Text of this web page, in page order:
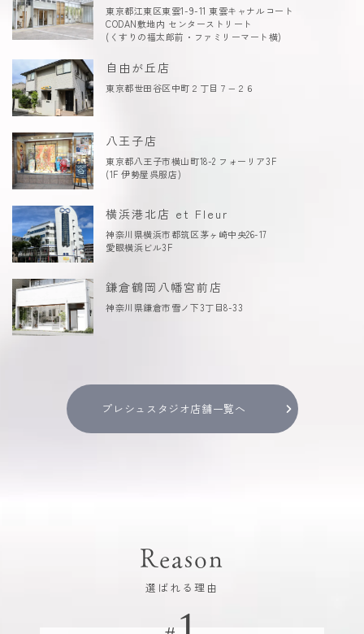
東京都江東区東雲1-9-11 東雲キャナルコート
CODAN敷地内 センターストリート
(くすりの福太郎前・ファミリーマート横)
自由が丘店
東京都世田谷区中町２丁目７−２６
八王子店
東京都八王子市横山町18-2 フォーリア3F
(1F 伊勢屋呉服店)
横浜港北店 et Fleur
神奈川県横浜市都筑区茅ヶ崎中央26-17
愛眼横浜ビル3F
鎌倉鶴岡八幡宮前店
神奈川県鎌倉市雪ノ下3丁目8-33
プレシュスタジオ店舗一覧へ
Reason
選ばれる理由